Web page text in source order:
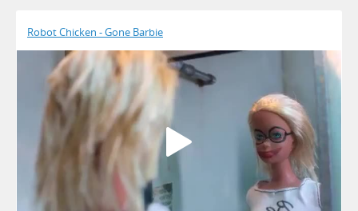
Robot Chicken - Gone Barbie